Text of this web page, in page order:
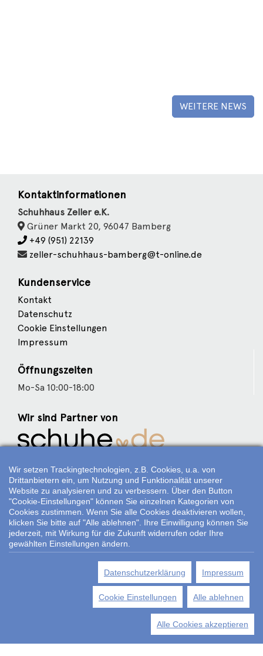
WEITERE NEWS
Kontaktinformationen
Schuhhaus Zeller e.K.
Grüner Markt 20, 96047 Bamberg
+49 (951) 22139
zeller-schuhhaus-bamberg@t-online.de
Kundenservice
Kontakt
Datenschutz
Cookie Einstellungen
Impressum
Öffnungszeiten
Mo-Sa 10:00-18:00
Wir sind Partner von
Weitere Partner
Folgen Sie uns:
*Alle Preisangaben gelten inklusive gesetzlichen MwSt. und bei
Selbstabholung.
unverbindliche Preisempfehlung des Herstellers/Lieferanten.
Wir setzen Trackingtechnologien, z.B. Cookies, u.a. von
Drittanbietern ein, um Nutzung und Funktionalität unserer
Website zu analysieren und zu verbessern. Über den Button
"Cookie-Einstellungen" können Sie einzelnen Kategorien von
Cookies zustimmen. Wenn Sie alle Cookies deaktivieren wollen,
klicken Sie bitte auf "Alle ablehnen". Ihre Einwilligung können Sie
jederzeit, mit Wirkung für die Zukunft widerrufen oder Ihre
gewählten Einstellungen ändern.
Datenschutzerklärung Impressum
Cookie Einstellungen Alle ablehnen
Alle Cookies akzeptieren